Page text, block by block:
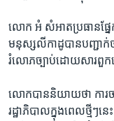
លោក​ អំ សំអាត​ប្រធាន​ផ្ន
មនុស្ស​លីកាដូ​បាន​បញ្ជាក់​ថ
រំលោភ​ច្បាប់​ដោយ​សារ​ពួកគ
លោក​បាន​និយាយ​ថា ​ការ​ចា
រដ្ឋាភិបាល​ក្នុង​ពេល​ថ្មីៗ​ន